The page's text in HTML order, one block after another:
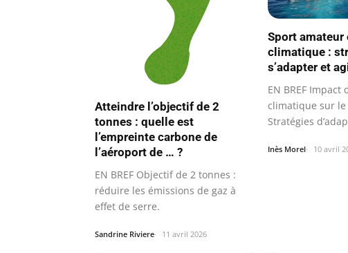
Atteindre l’objectif de 2
tonnes : quelle est
l’empreinte carbone de
l’aéroport de … ?
EN BREF Objectif de 2 tonnes :
réduire les émissions de gaz à
effet de serre.
Sandrine Riviere 11 avril 2026
Sport amateur
climatique :
s’adapter et
EN BREF
climatique sur
Stratégies
Inès Morel 10 avril